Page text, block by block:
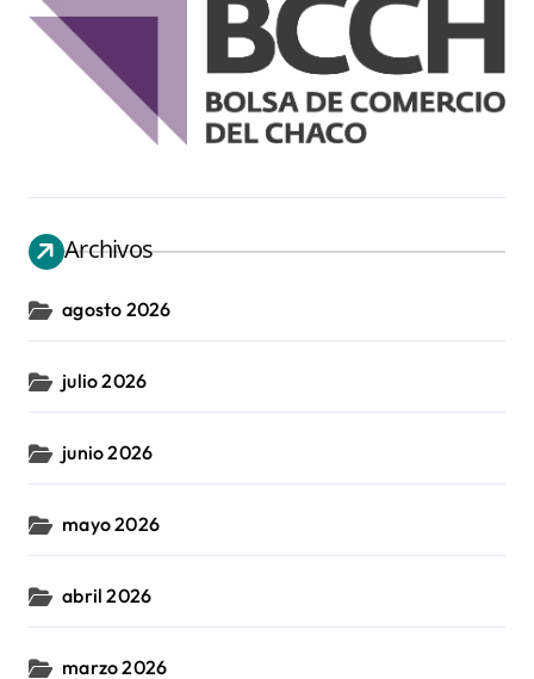
Archivos
agosto 2026
julio 2026
junio 2026
mayo 2026
abril 2026
marzo 2026